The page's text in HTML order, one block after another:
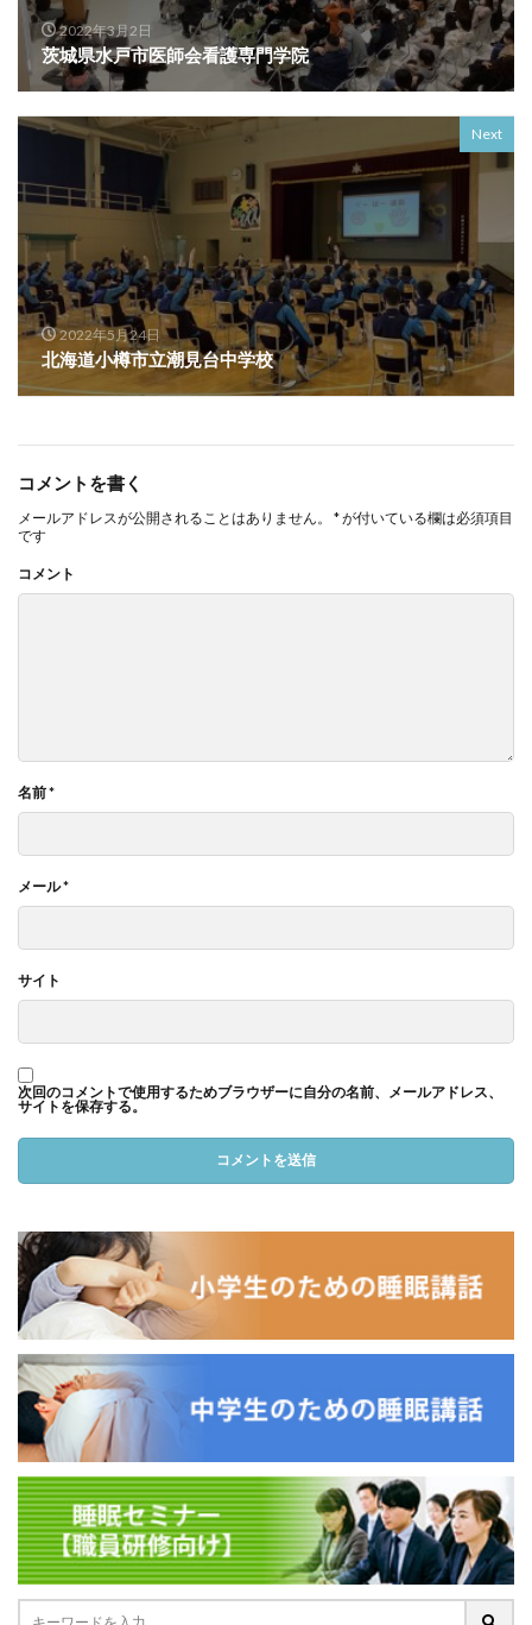
2022年3月2日
茨城県水戸市医師会看護専門学院
Next
2022年5月24日
北海道小樽市立潮見台中学校
コメントを書く
メールアドレスが公開されることはありません。 *が付いている欄は必須項目
です
コメント
名前*
メール*
サイト
次回のコメントで使用するためブラウザーに自分の名前、メールアドレス、
サイトを保存する。